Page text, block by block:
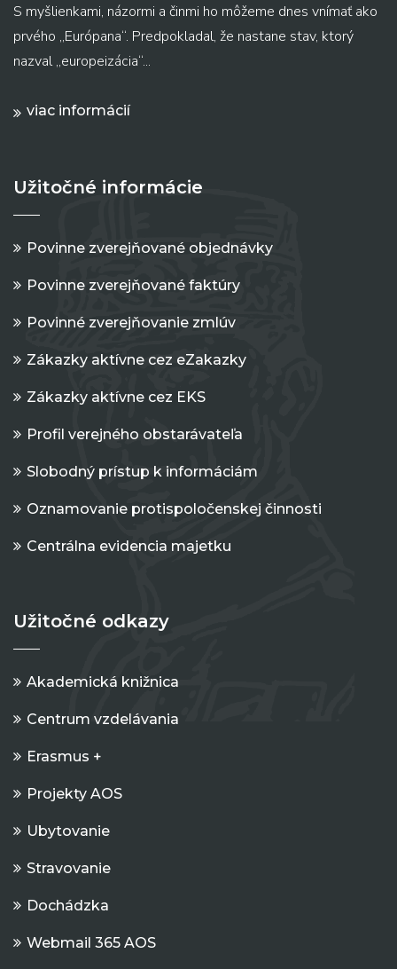
S myšlienkami, názormi a činmi ho môžeme dnes vnímať ako
prvého „Európana“. Predpokladal, že nastane stav, ktorý
nazval „europeizácia“...
viac informácií
Užitočné informácie
Povinne zverejňované objednávky
Povinne zverejňované faktúry
Povinné zverejňovanie zmlúv
Zákazky aktívne cez eZakazky
Zákazky aktívne cez EKS
Profil verejného obstarávateľa
Slobodný prístup k informáciám
Oznamovanie protispoločenskej činnosti
Centrálna evidencia majetku
Užitočné odkazy
Akademická knižnica
Centrum vzdelávania
Erasmus +
Projekty AOS
Ubytovanie
Stravovanie
Dochádzka
Webmail 365 AOS